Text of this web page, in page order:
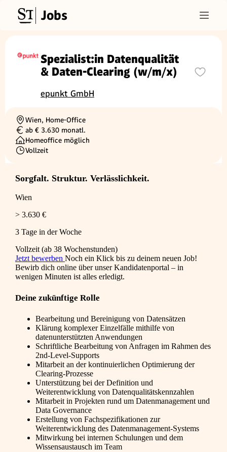
Jobs
Spezialist:in Datenqualität
& Daten-Clearing (w/m/x)
epunkt GmbH
Ortschaft
Wien, Home-Office
Gehalt
ab € 3.630 monatl.
Homeoffice möglich
Beschäftigungsart
Vollzeit
Sorgfalt. Struktur. Verlässlichkeit.
Wien
> 3.630 €
3 Tage in der Woche
Vollzeit (ab 38 Wochenstunden)
Jetzt bewerben Noch ein Klick bis zu deinem neuen Job!
Bewirb dich online über unser Kandidatenportal – in
wenigen Minuten ist alles erledigt.
Deine zukünftige Rolle
Bearbeitung und Bereinigung von Datensätzen
Klärung komplexer Einzelfälle mithilfe von
datenunterstützten Anwendungen
Schriftliche Bearbeitung von Anfragen im Rahmen des
2nd-Level-Supports
Mitarbeit an der kontinuierlichen Optimierung der
Clearing-Prozesse
Unterstützung bei der Definition und
Weiterentwicklung von Datenqualitätskennzahlen
Mitarbeit in Projekten rund um Datenmanagement und
Data Governance
Erstellung von Fachspezifikationen zur
Weiterentwicklung des Datenmanagement-Systems
Mitwirkung bei internen Schulungen und dem
Wissensaustausch im Team